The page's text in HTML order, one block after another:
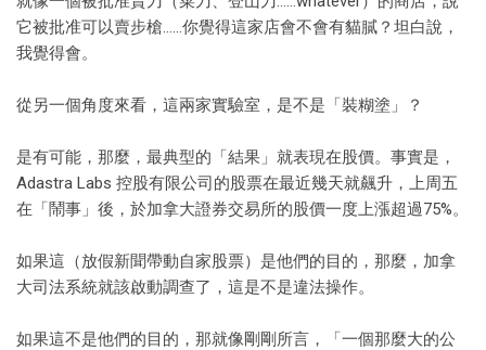
它被批准可以賣步槍……你覺得這家店會不會有貓膩？坦白說，
我覺得會。
從另一個角度來看，這兩家實驗室，是不是「裝糊塗」？
是有可能，那麼，最典型的「結果」就表現在股價。事實是，
Adastra Labs 控股有限公司的股票在最近幾天就飆升，上周五
在「鬧事」後，於加拿大證券交易所的股價一度上漲超過75%。
如果這（放假新聞帶動自家股票）是他們的目的，那麼，加拿
大司法系統就該啟動調查了，這是不是違法操作。
如果這不是他們的目的，那就像剛剛所言，「一個那麼大的公